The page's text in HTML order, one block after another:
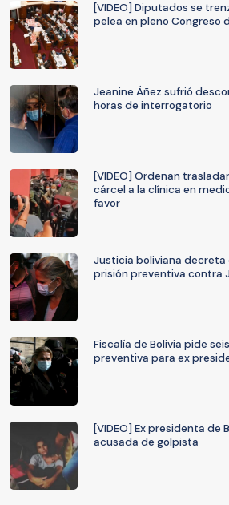
[VIDEO] Diputados se
pelea en pleno Congreso
Jeanine Áñez sufrió
horas de interrogatorio
[VIDEO] Ordenan
cárcel a la clínica en
favor
Justicia boliviana decreta
prisión preventiva contra
Fiscalía de Bolivia pide
preventiva para ex
[VIDEO] Ex presidenta de
acusada de golpista